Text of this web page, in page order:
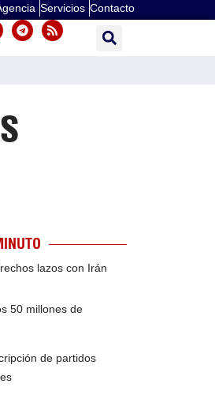
Servicios Contacto
lazos con Irán
50 millones de
de partidos